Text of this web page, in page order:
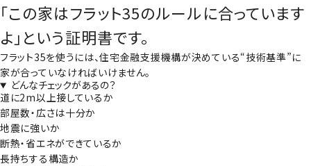
「この家はフラット35のルールに合っています
よ」という証明書です。
フラット35を使うには、住宅金融支援機構が決めている“技術基準”に
家が合っていなければいけません。
どんなチェックがあるの？
道に2m以上接しているか
部屋数・広さは十分か
地震に強いか
断熱・省エネができているか
長持ちする構造か